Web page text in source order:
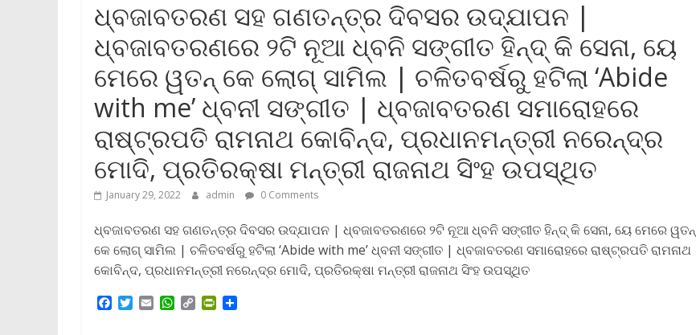
ଧ୍ବଜାବତରଣ ସହ ଗଣତନ୍ତ୍ର ଦିବସର ଉଦ୍‌ଯାପନ |
ଧ୍ବଜାବତରଣରେ ୨ଟି ନୂଆ ଧ୍ବନି ସଙ୍ଗୀତ ହିନ୍ଦ୍‌ କି ସେନା, ୟେ
ମେରେ ୱତନ୍‌ କେ ଲୋଗ୍‌ ସାମିଲ | ଚଳିତବର୍ଷରୁ ହଟିଲା ‘Abide
with me’ ଧ୍ବନୀ ସଙ୍ଗୀତ | ଧ୍ବଜାବତରଣ ସମାରୋହରେ
ରାଷ୍ଟ୍ରପତି ରାମନାଥ କୋବିନ୍ଦ, ପ୍ରଧାନମନ୍ତ୍ରୀ ନରେନ୍ଦ୍ର
ମୋଦି, ପ୍ରତିରକ୍ଷା ମନ୍ତ୍ରୀ ରାଜନାଥ ସିଂହ ଉପସ୍ଥିତ
January 29, 2022 admin 0 Comments
ଧ୍ବଜାବତରଣ ସହ ଗଣତନ୍ତ୍ର ଦିବସର ଉଦ୍‌ଯାପନ | ଧ୍ବଜାବତରଣରେ ୨ଟି ନୂଆ ଧ୍ବନି ସଙ୍ଗୀତ ହିନ୍ଦ୍‌ କି ସେନା, ୟେ ମେରେ ୱତନ୍‌
କେ ଲୋଗ୍‌ ସାମିଲ | ଚଳିତବର୍ଷରୁ ହଟିଲା ‘Abide with me’ ଧ୍ବନୀ ସଙ୍ଗୀତ | ଧ୍ବଜାବତରଣ ସମାରୋହରେ ରାଷ୍ଟ୍ରପତି ରାମନାଥ
କୋବିନ୍ଦ, ପ୍ରଧାନମନ୍ତ୍ରୀ ନରେନ୍ଦ୍ର ମୋଦି, ପ୍ରତିରକ୍ଷା ମନ୍ତ୍ରୀ ରାଜନାଥ ସିଂହ ଉପସ୍ଥିତ
T
E
W
C
P